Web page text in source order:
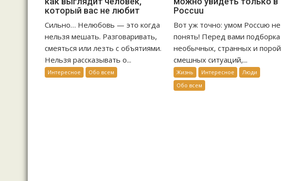
который вас не любит
Сильно… Нелюбовь — это когда
нельзя мешать. Разговаривать,
смеяться или лезть с объятиями.
Нельзя рассказывать о...
Интересное Обо всем
Россuu
Вот уж точно: умом Россuю не
понять! Перед вами подборка
необычных, странных и порой
смешных ситуаций,...
Жизнь Интересное
Люди
Обо всем